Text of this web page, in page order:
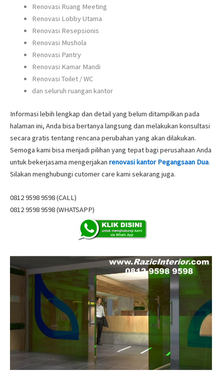
Renovasi Ruang Meeting
Renovasi Lobby Utama
Renovasi Resepsionis
Renovasi Mushola
Renovasi Pantry
Renovasi Kamar Mandi
Renovasi Toilet / WC
dan seluruh ruangan kantor
Informasi lebih lengkap dan detail yang belum ditampilkan pada
halaman ini, Anda bisa bertanya langsung dan melakukan konsultasi
secara gratis tentang rencana perubahan yang akan dilakukan.
Semoga kami bisa menjadi pilihan yang tepat bagi perusahaan Anda
untuk bekerjasama mengerjakan renovasi kantor Pegangsaan Dua.
Silakan menghubungi cutomer care kami sekarang juga.
0812 9598 9598 (CALL)
0812 9598 9598 (WHATSAPP)